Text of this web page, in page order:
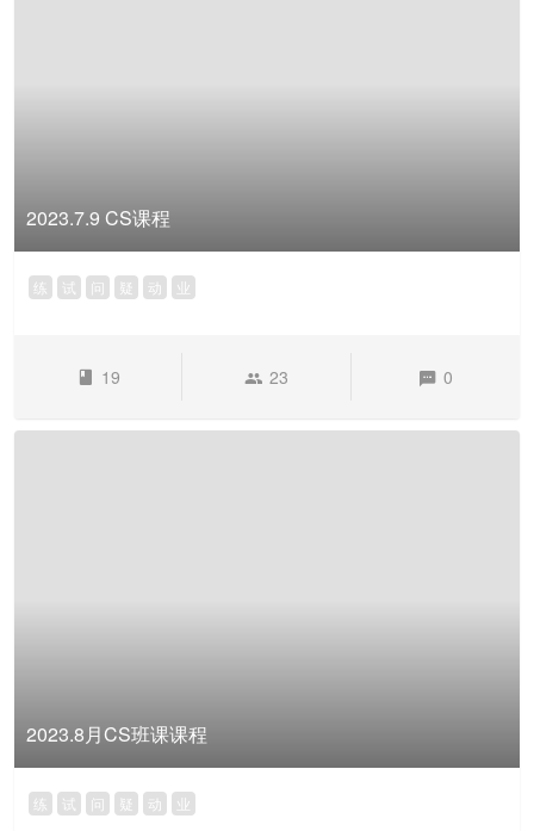
2023.7.9 CS课程
练 试 问 疑 动 业
19 23 0
2023.8月CS班课课程
练 试 问 疑 动 业